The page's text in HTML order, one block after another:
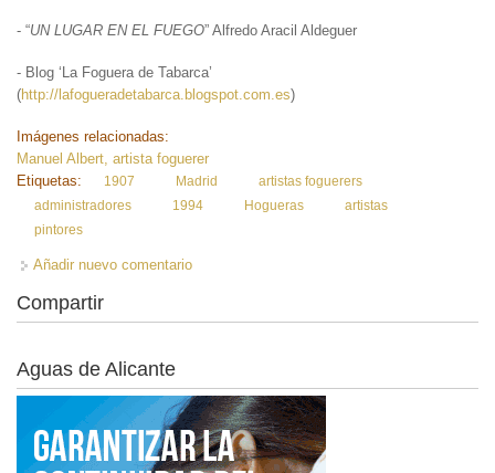
- “UN LUGAR EN EL FUEGO” Alfredo Aracil Aldeguer
- Blog ‘La Foguera de Tabarca’
(http://lafogueradetabarca.blogspot.com.es)
Imágenes relacionadas:
Manuel Albert, artista foguerer
Etiquetas:
1907 Madrid
artistas foguerers
administradores
1994 Hogueras
artistas
pintores
Añadir nuevo comentario
Compartir
Aguas de Alicante